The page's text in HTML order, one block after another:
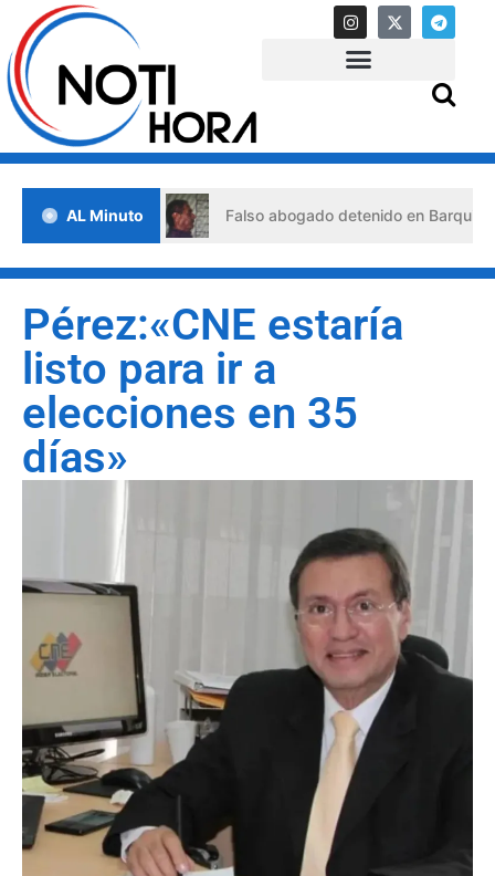
AL Minuto
crisis Falso abogado detenido en Barquisimeto:
Pérez:«CNE estaría
listo para ir a
elecciones en 35
días»